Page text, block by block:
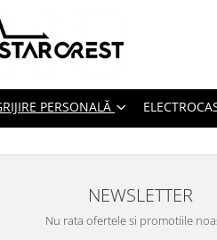
Mari
Mici
home
PERSONALĂ
NEWSLETTER
Nu rata ofertele si promotiile